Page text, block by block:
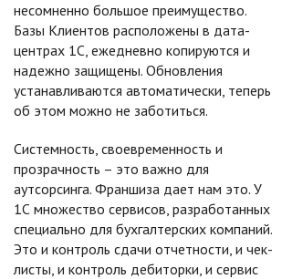
несомненно большое преимущество.
Базы Клиентов расположены в дата-
центрах 1С, ежедневно копируются и
надежно защищены. Обновления
устанавливаются автоматически, теперь
об этом можно не заботиться.
Системность, своевременность и
прозрачность – это важно для
аутсорсинга. Франшиза дает нам это. У
1С множество сервисов, разработанных
специально для бухгалтерских компаний.
Это и контроль сдачи отчетности, и чек-
листы, и контроль дебиторки, и сервис